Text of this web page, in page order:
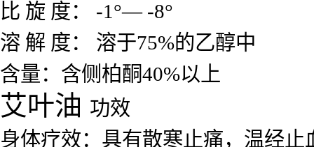
比 旋 度： -1°— -8°
溶 解 度： 溶于75%的乙醇中
含量：含侧柏酮40%以上
艾叶油 功效
身体疗效：具有散寒止痛，温经